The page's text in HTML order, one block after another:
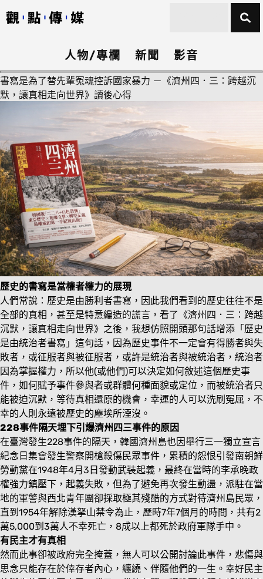
人物/專欄 新聞 影音
書寫是為了替先輩冤魂控訴國家暴力 －《濟州四．三：跨越沉
默，讓真相走向世界》讀後心得
歷史的書寫是當權者權力的展現
人們常說：歷史是由勝利者書寫，因此我們看到的歷史往往不是
全部的真相，甚至是特意編造的謊言，看了《濟州四．三：跨越
沉默，讓真相走向世界》之後，我想仿照開頭那句話增添「歷史
是由統治者書寫」這句話，因為歷史事件不一定會有得勝者與失
敗者，或征服者與被征服者，或許是統治者與被統治者，統治者
因為掌握權力，所以他(或他們)可以決定如何敘述這個歷史事
件，如何賦予事件參與者或群體何種面貌或定位，而被統治者只
能被迫沉默，等待真相還原的機會，幸運的人可以洗刷冤屈，不
幸的人則永遠被歷史的塵埃所湮沒。
228事件隔天埋下引爆濟州四三事件的原因
在臺灣發生228事件的隔天，韓國濟州島也因舉行三一獨立宣言
紀念日集會發生警察開槍殺傷民眾事件，累積的怨恨引發南朝鮮
勞動黨在1948年4月3日發動武裝起義，最終在當時的李承晚政
權強力鎮壓下，起義失敗，但為了避免再次發生動盪，派駐在當
地的軍警與西北青年團卻採取極其殘酷的方式對待濟州島民眾，
直到1954年解除漢拏山禁令為止，歷時7年7個月的時間，共有2
萬5,000到3萬人不幸死亡，8成以上都死於政府軍隊手中。
有民主才有真相
然而此事卻被政府完全掩蓋，無人可以公開討論此事件，悲傷與
思念只能存在於倖存者內心，纏繞、伴隨他們的一生。幸好民主